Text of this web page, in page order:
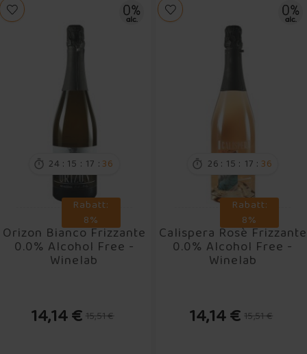
 24 : 15 : 17 : 35
Orizon Bianco Frizzante
0.0% Alcohol Free -
Winelab
14,14 € 15,51 €
Rabatt:
8%
 26 : 15 : 17 : 35
Calispera Rosè Frizzante
0.0% Alcohol Free -
Winelab
14,14 € 15,51 €
Rabatt:
8%